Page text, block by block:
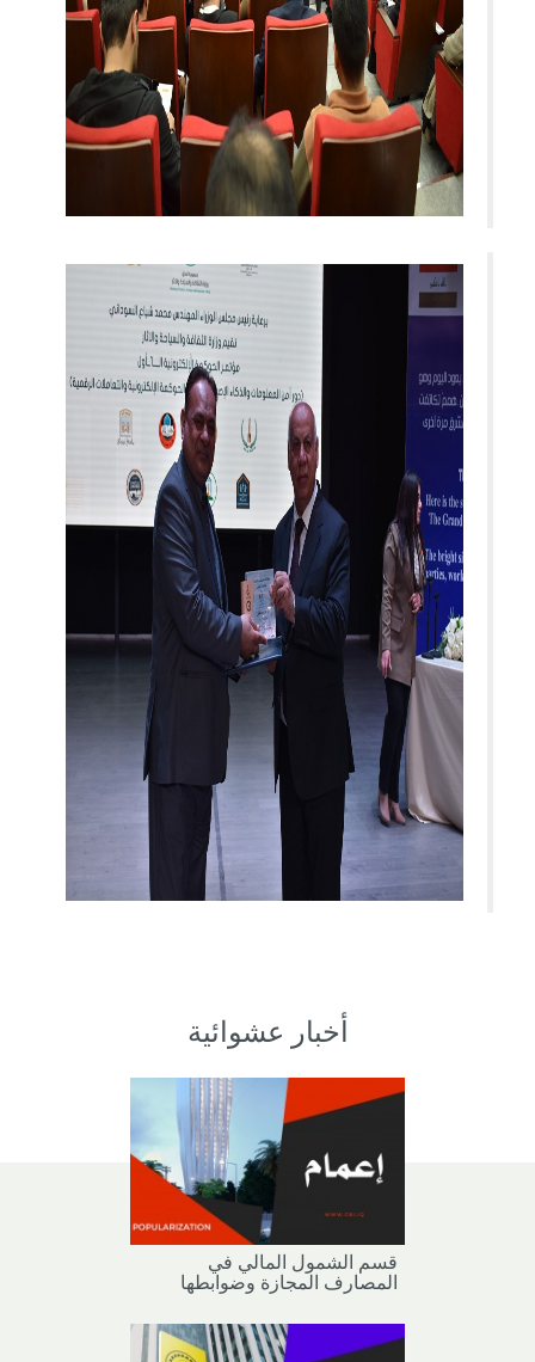
أخبار عشوائية
قسم الشمول المالي في
المصارف المجازة وضوابطها